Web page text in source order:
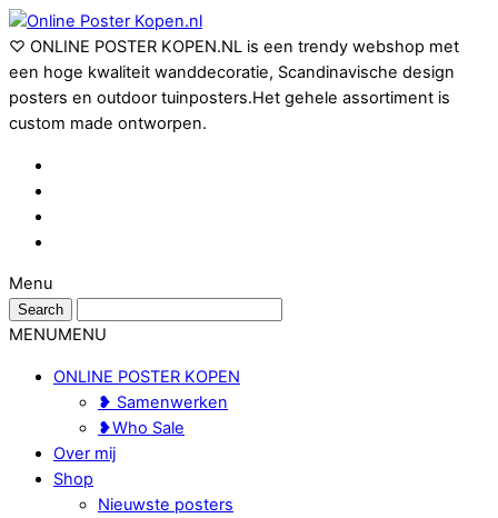
♡ ONLINE POSTER KOPEN.NL is een trendy webshop met
een hoge kwaliteit wanddecoratie, Scandinavische design
posters en outdoor tuinposters.Het gehele assortiment is
custom made ontworpen.
Menu
MENUMENU
ONLINE POSTER KOPEN
❥ Samenwerken
❥Who Sale
Over mij
Shop
Nieuwste posters